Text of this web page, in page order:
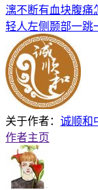
漓不断有血块腹痛
轻人左侧颞部一跳
关于作者： 诚顺和
作者主页